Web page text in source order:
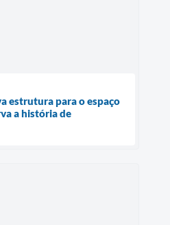
estrutura para o espaço
a história de